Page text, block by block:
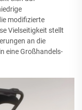
modifizierte
Vielseitigkeit stellt
an die
eine Großhandels-